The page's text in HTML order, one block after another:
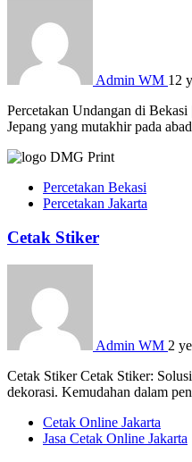
Admin WM 12
Percetakan Undangan di
Jepang yang mutakhir pada
Percetakan Bekasi
Percetakan Jakarta
Cetak Stiker
Admin WM 2
Cetak Stiker Cetak Stiker:
dekorasi. Kemudahan dalam
Cetak Online Jakarta
Jasa Cetak Online Jakarta